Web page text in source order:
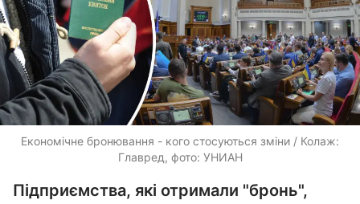
Економічне бронювання - кого стосуються зміни / Колаж:
Главред, фото: УНИАН
Підприємства, які отримали "бронь",